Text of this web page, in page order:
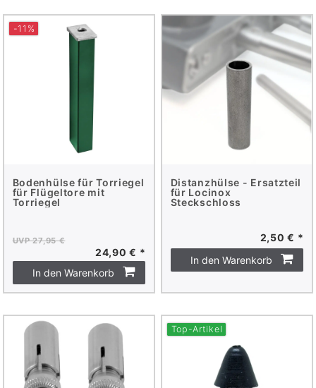
-11%
Bodenhülse für Torriegel
für Flügeltore mit
Torriegel
UVP 27,95 €
24,90 € *
In den Warenkorb
Distanzhülse - Ersatzteil
für Locinox
Steckschloss
2,50 € *
In den Warenkorb
Top-Artikel